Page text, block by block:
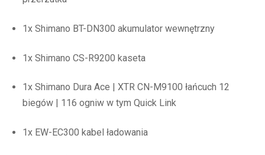
1x Shimano BT-DN300 akumulator wewnętrzny
1x Shimano CS-R9200 kaseta
1x Shimano Dura Ace | XTR CN-M9100 łańcuch 12
biegów | 116 ogniw w tym Quick Link
1x EW-EC300 kabel ładowania